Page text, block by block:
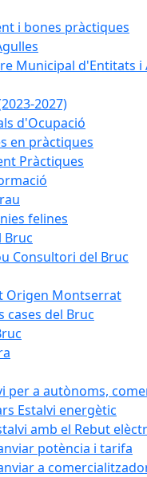
i bones pràctiques
Municipal d'Entitats i
2027)
d'Ocupació
en pràctiques
Pràctiques
felines
Bruc
Consultori del Bruc
Origen Montserrat
cases del Bruc
per a autònoms,
Estalvi energètic
amb el Rebut
potència i tarifa
a